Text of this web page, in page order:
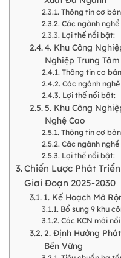
Thông tin cơ
Các ngành
Lợi thế nổi bật:
4. Khu Công
Nghiệp Trung Tâm
Thông tin cơ
Các ngành
Lợi thế nổi bật:
5. Khu Công
Nghệ Cao
Thông tin cơ
Các ngành
Lợi thế nổi bật:
Chiến Lược Phát
Giai Đoạn 2025-2030
1. Kế Hoạch Mở
Bổ sung 9 khu
Các KCN mới
2. Định Hướng
Bền Vững